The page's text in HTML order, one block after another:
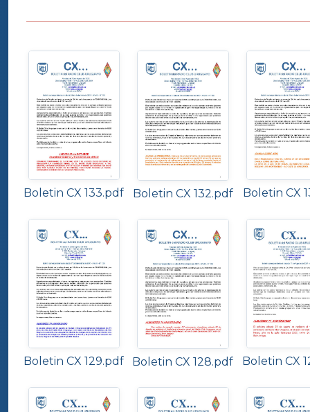
Boletin CX 133.pdf Boletin CX 132.pdf Boletin CX
Boletin CX 129.pdf Boletin CX 128.pdf Boletin CX